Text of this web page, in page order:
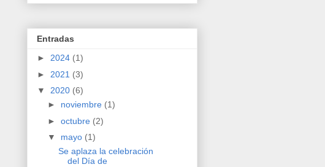
Entradas
► 2024 (1)
► 2021 (3)
▼ 2020 (6)
► noviembre (1)
► octubre (2)
▼ mayo (1)
Se aplaza la celebración
del Día de